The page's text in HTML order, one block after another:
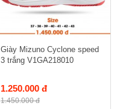
Giày Mizuno Cyclone speed
3 trắng V1GA218010
1.250.000 đ
1.450.000 đ